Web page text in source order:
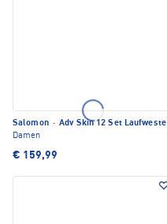
Salomon · Adv Skin 12 Set Laufweste
Damen
€ 159,99